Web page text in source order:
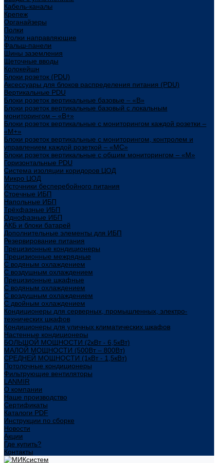
Кабель-каналы
Крепеж
Органайзеры
Полки
Уголки направляющие
Фальш-панели
Шины заземления
Щеточные вводы
Колокейшн
Блоки розеток (PDU)
Аксессуары для блоков распределения питания (PDU)
Вертикальные PDU
Блоки розеток вертикальные базовые – «В»
Блоки розеток вертикальные базовый с локальным
мониторингом – «В+»
Блоки розеток вертикальные с мониторингом каждой розетки –
«М+»
Блоки розеток вертикальные с мониторингом, контролем и
управлением каждой розеткой – «МС»
Блоки розеток вертикальные с общим мониторингом – «М»
Горизонтальные PDU
Система изоляции коридоров ЦОД
Микро ЦОД
Источники бесперебойного питания
Стоечные ИБП
Напольные ИБП
Трёхфазные ИБП
Однофазные ИБП
АКБ и блоки батарей
Дополнительные элементы для ИБП
Резервирование питания
Прецизионные кондиционеры
Прецизионные межрядные
С водяным охлаждением
С воздушным охлаждением
Прецизионные шкафные
С водяным охлаждением
С воздушным охлаждением
С двойным охлаждением
Кондиционеры для серверных, промышленных, электро-
технических шкафов
Кондиционеры для уличных климатических шкафов
Настенные кондиционеры
БОЛЬШОЙ МОЩНОСТИ (2кВт - 6,5кВт)
МАЛОЙ МОЩНОСТИ (500Вт – 800Вт)
СРЕДНЕЙ МОЩНОСТИ (1кВт - 1,5кВт)
Потолочные кондиционеры
Фильтрующие вентиляторы
LANMIR
О компании
Наше производство
Сертификаты
Каталоги PDF
Инструкции по сборке
Новости
Акции
Где купить?
Контакты